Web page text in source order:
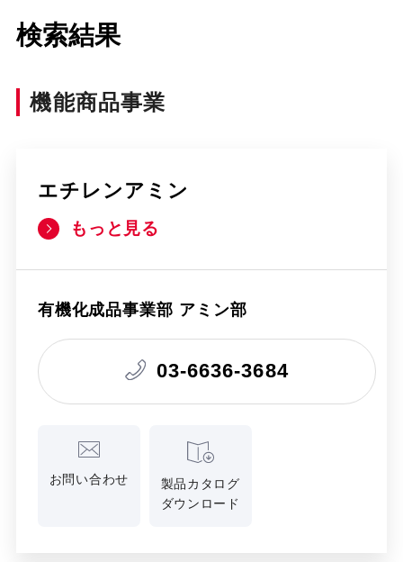
検索結果
機能商品事業
エチレンアミン
もっと見る
有機化成品事業部 アミン部
03-6636-3684
お問い合わせ
製品カタログ
ダウンロード